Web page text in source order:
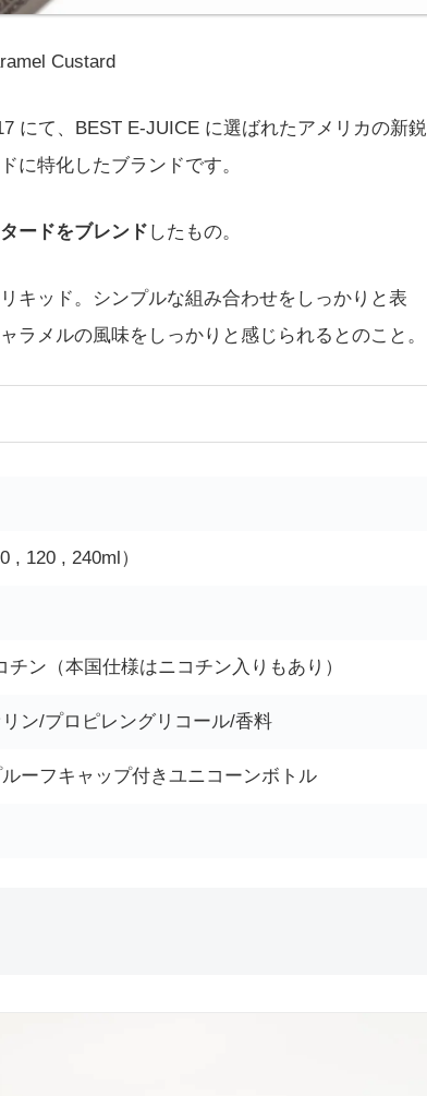
Custard
にて、BEST E-JUICE に選ばれたアメリカの新鋭
に特化したブランドです。
ードをブレンド したもの。
キッド。シンプルな組み合わせをしっかりと表
ラメルの風味をしっかりと感じられるとのこと。
, 120 , 240ml）
チン（本国仕様はニコチン入りもあり）
ン/プロピレングリコール/香料
ーフキャップ付きユニコーンボトル